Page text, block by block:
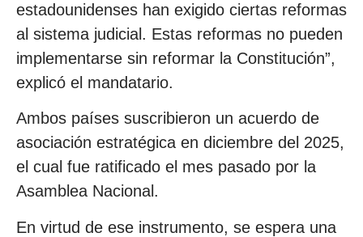
estadounidenses han exigido ciertas reformas
al sistema judicial. Estas reformas no pueden
implementarse sin reformar la Constitución”,
explicó el mandatario.
Ambos países suscribieron un acuerdo de
asociación estratégica en diciembre del 2025,
el cual fue ratificado el mes pasado por la
Asamblea Nacional.
En virtud de ese instrumento, se espera una